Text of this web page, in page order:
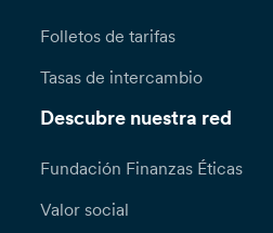
Folletos de tarifas
Tasas de intercambio
Descubre nuestra red
Fundación Finanzas Éticas
Valor social